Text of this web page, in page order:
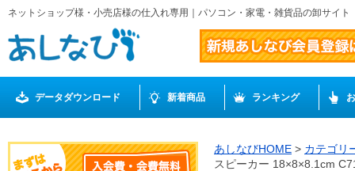
ネットショップ様・小売店様の仕入れ専用｜パソコン・家電・雑貨品の卸サイ
データダウンロード 新着商品 ランキング
あしなびHOME > カテゴリ
スピーカー 18×8×8.1cm